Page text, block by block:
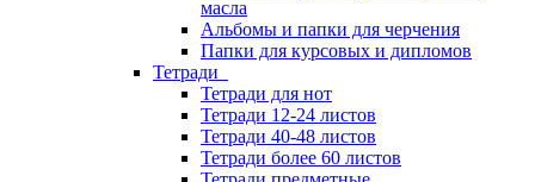
масла
Альбомы и папки для черчения
Папки для курсовых и дипломов
Тетради
Тетради для нот
Тетради 12-24 листов
Тетради 40-48 листов
Тетради более 60 листов